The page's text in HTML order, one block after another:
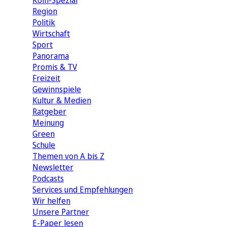
Region
Politik
Wirtschaft
Sport
Panorama
Promis & TV
Freizeit
Gewinnspiele
Kultur & Medien
Ratgeber
Meinung
Green
Schule
Themen von A bis Z
Newsletter
Podcasts
Services und Empfehlungen
Wir helfen
Unsere Partner
E-Paper lesen